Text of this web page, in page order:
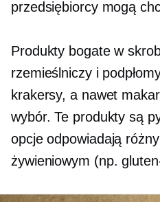
przedsiębiorcy mogą
Produkty bogate w
rzemieślniczy i
krakersy, a nawet
wybór. Te produkty są
opcje odpowiadają
żywieniowym (np.